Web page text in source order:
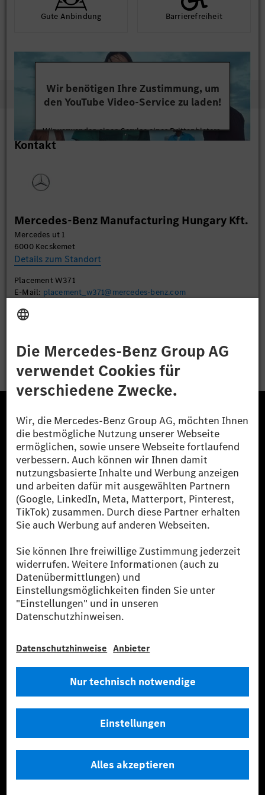
Gute An­bindung Barriere­frei­heit
Wir benötigen Ihre Zustimmung, um
den YouTube Video-Service zu laden!
Wir verwenden einen Service eines Drittanbieters,
um Videoinhalte einzubetten. Dieser Service kann
Kontakt
Mercedes-Benz Manufacturing Hungary Kft.
Mercedes ut 1
6000 Kecskemet
Details zum Standort
Placement W371
E-Mail: placement_w371@mercedes-benz.com
Bewerben
Die Mercedes-Benz Group.
Die Mercedes-Benz Group AG (ehemals Daimler AG)
ist eines der erfolgreichsten Automobilunternehmen
der Welt. Mit der Mercedes-Benz AG gehören wir zu
den größten Anbietern von Premium- und Luxus-Pkw
und Vans. Die Mercedes-Benz Mobility AG bietet
Finanzierung, Leasing, Fahrzeugabos und –miete,
Flottenmanagement, digitale Services rund um Laden
und Bezahlen, die Vermittlung von Versicherungen
sowie innovative Mobilitätsdienstleistungen an.
Mehr erfahren
Technische Support-Hotline Kontakt Standorte
Rechtliche Hinweise
Einstellungen